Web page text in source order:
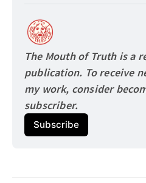
The Mouth of Truth is a
publication. To receive
my work, consider
subscriber.
Subscribe